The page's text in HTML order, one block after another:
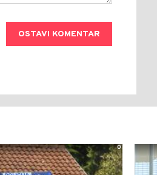
OSTAVI KOMENTAR
0